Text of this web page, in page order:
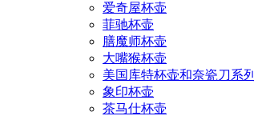
爱奇屋杯壶
菲驰杯壶
膳魔师杯壶
大嘴猴杯壶
美国库特杯壶和奈瓷刀系列
象印杯壶
茶马仕杯壶